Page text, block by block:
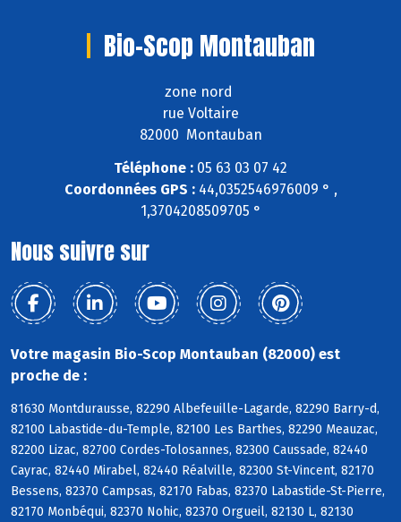
Bio-Scop Montauban
zone nord
rue Voltaire
82000 Montauban
Téléphone : 05 63 03 07 42
Coordonnées GPS :44,0352546976009 ° ,
1,3704208509705 °
Nous suivre sur
Votre magasin Bio-Scop Montauban (82000) est
proche de :
81630 Montdurausse, 82290 Albefeuille-Lagarde, 82290 Barry-d,
82100 Labastide-du-Temple, 82100 Les Barthes, 82290 Meauzac,
82200 Lizac, 82700 Cordes-Tolosannes, 82300 Caussade, 82440
Cayrac, 82440 Mirabel, 82440 Réalville, 82300 St-Vincent, 82170
Bessens, 82370 Campsas, 82170 Fabas, 82370 Labastide-St-Pierre,
82170 Monbéqui, 82370 Nohic, 82370 Orgueil, 82130 L, 82130